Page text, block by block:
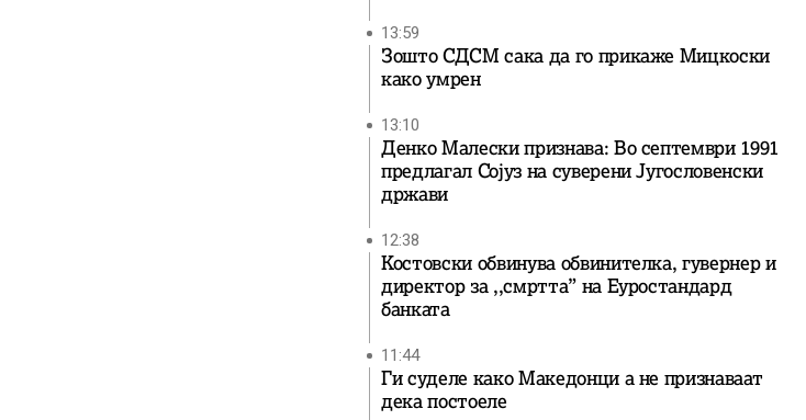
13:59
Зошто СДСМ сака да го прикаже Мицкоски
како умрен
13:10
Денко Малески признава: Во септември 1991
предлагал Сојуз на суверени Југословенски
држави
12:38
Костовски обвинува обвинителка, гувернер и
директор за ,,смртта” на Еуростандард
банката
11:44
Ги суделе како Македонци а не признаваат
дека постоеле